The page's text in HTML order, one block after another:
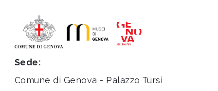
Sede:
Comune di Genova - Palazzo Tursi